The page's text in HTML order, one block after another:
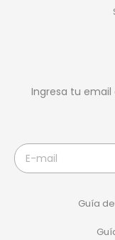
Ingresa tu
Guía